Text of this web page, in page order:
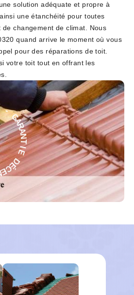
solution adéquate et propre à
une étanchéité pour toutes
de changement de climat. Nous
quand arrive le moment où vous
pour des réparations de toit.
votre toit tout en offrant les
RA
N
T
I
E
D
É
C
E
N
N
A